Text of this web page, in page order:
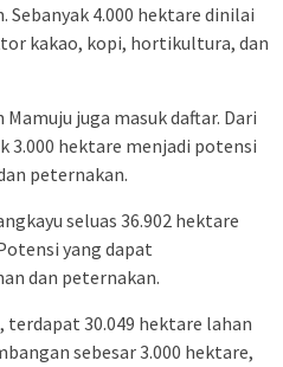
4.000 hektare dinilai
kakao, kopi, hortikultura, dan
juga masuk daftar. Dari
3.000 hektare menjadi potensi
peternakan.
seluas 36.902 hektare
yang dapat
dan peternakan.
terdapat 30.049 hektare lahan
sebesar 3.000 hektare,